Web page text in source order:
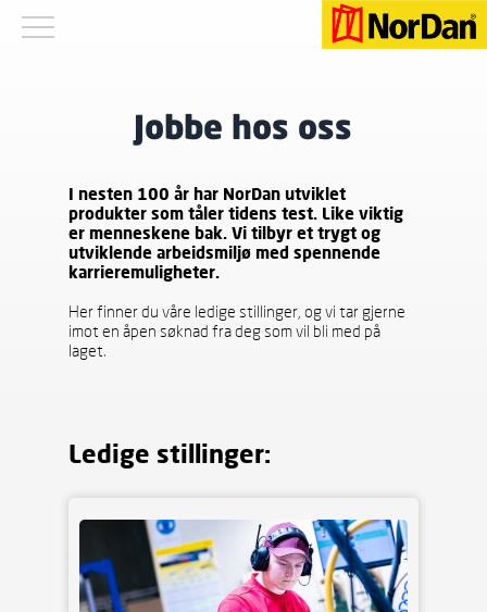
Jobbe hos oss
I nesten 100 år har NorDan utviklet
produkter som tåler tidens test. Like viktig
er menneskene bak. Vi tilbyr et trygt og
utviklende arbeidsmiljø med spennende
karrieremuligheter.
Her finner du våre ledige stillinger, og vi tar gjerne
imot en åpen søknad fra deg som vil bli med på
laget.
Ledige stillinger: